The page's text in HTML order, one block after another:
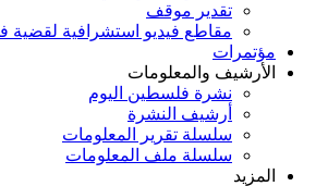
تقدير موقف
مقاطع فيديو استشرافية لقضية
مؤتمرات
الأرشيف والمعلومات
نشرة فلسطين اليوم
أرشيف النشرة
سلسلة تقرير المعلومات
سلسلة ملف المعلومات
المزيد